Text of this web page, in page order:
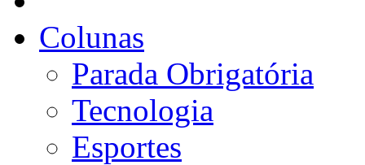
Colunas
Parada Obrigatória
Tecnologia
Esportes